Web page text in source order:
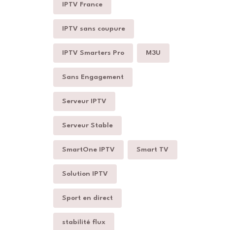
IPTV France
IPTV sans coupure
IPTV Smarters Pro M3U
Sans Engagement
Serveur IPTV
Serveur Stable
SmartOne IPTV Smart TV
Solution IPTV
Sport en direct
stabilité flux